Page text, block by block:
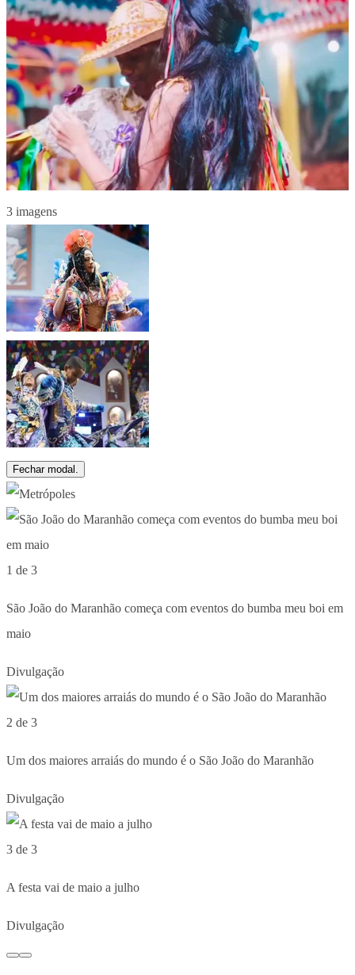
3 imagens
Fechar modal.
1 de 3
São João do Maranhão começa com eventos do bumba meu boi em
maio
Divulgação
2 de 3
Um dos maiores arraiás do mundo é o São João do Maranhão
Divulgação
3 de 3
A festa vai de maio a julho
Divulgação